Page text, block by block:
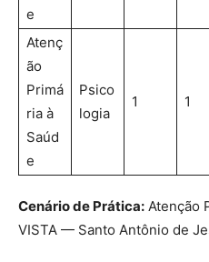
e
Atenç
ão
Primá
ria à
Saúd
e
Psico
logia
1 1
Cenário de Prática: Atenção
VISTA — Santo Antônio de